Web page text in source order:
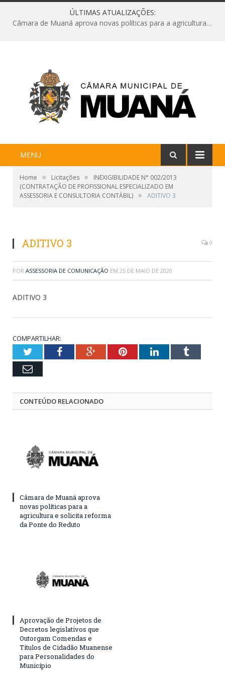
ÚLTIMAS ATUALIZAÇÕES:
Câmara de Muaná aprova novas políticas para a agricultura e solicita reforma da Ponte do Reduto
MENU
Home » Licitações »
INEXIGIBILIDADE N° 002/2013
(CONTRATAÇÃO DE PROFISSIONAL ESPECIALIZADO EM
ASSESSORIA E CONSULTORIA CONTÁBIL) » ADITIVO 3
ADITIVO 3 0
POR ASSESSORIA DE COMUNICAÇÃO EM 25 DE MAIO DE 2020
ADITIVO 3
COMPARTILHAR:
TwitterFacebookGoogle+PinterestLinkedInTumblr
Email
CONTEÚDO RELACIONADO
Câmara de Muaná aprova
novas políticas para a
agricultura e solicita reforma
da Ponte do Reduto
Aprovação de Projetos de
Decretos legislativos que
Outorgam Comendas e
Títulos de Cidadão Muanense
para Personalidades do
Município